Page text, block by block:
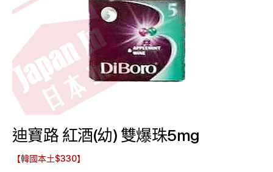
迪寶路 紅酒(幼) 雙爆珠5mg
【韓國本土$330】